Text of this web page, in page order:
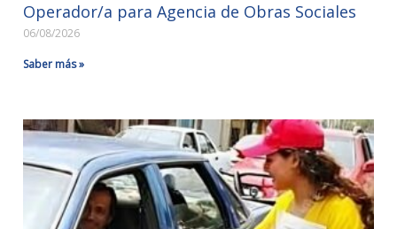
Operador/a para Agencia de Obras Sociales
06/08/2026
Saber más »